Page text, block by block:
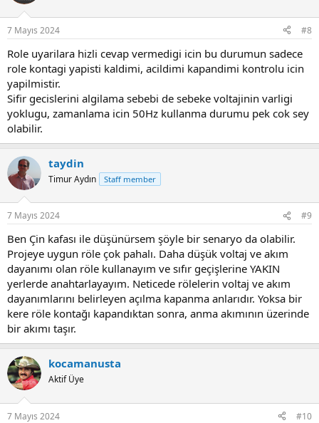
7 Mayıs 2024 #8
Role uyarilara hizli cevap vermedigi icin bu durumun sadece
role kontagi yapisti kaldimi, acildimi kapandimi kontrolu icin
yapilmistir.
Sifir gecislerini algilama sebebi de sebeke voltajinin varligi
yoklugu, zamanlama icin 50Hz kullanma durumu pek cok sey
olabilir.
taydin
Timur Aydın Staff member
7 Mayıs 2024 #9
Ben Çin kafası ile düşünürsem şöyle bir senaryo da olabilir.
Projeye uygun röle çok pahalı. Daha düşük voltaj ve akım
dayanımı olan röle kullanayım ve sıfır geçişlerine YAKIN
yerlerde anahtarlayayım. Neticede rölelerin voltaj ve akım
dayanımlarını belirleyen açılma kapanma anlarıdır. Yoksa bir
kere röle kontağı kapandıktan sonra, anma akımının üzerinde
bir akımı taşır.
kocamanusta
Aktif Üye
7 Mayıs 2024 #10